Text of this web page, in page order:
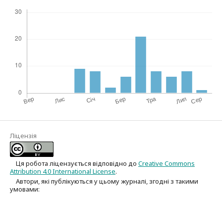
Ліцензія
Ця робота ліцензується відповідно до Creative Commons
Attribution 4.0 International License.
Автори, які публікуються у цьому журналі, згодні з такими
умовами: